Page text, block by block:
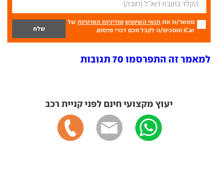
מאשר/ת את תנאי השימוש ומדיניות הפרטיות של
iCar ומסכים/ה לקבל מכם דברי פרסום.
למאמר זה התפרסמו 70 תגובות
יעוץ מקצועי חינם לפני קניית רכב